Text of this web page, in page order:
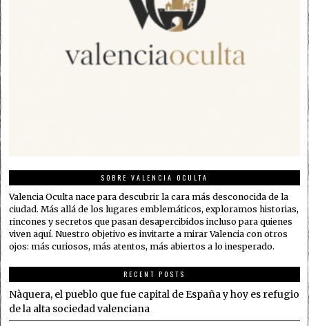
SOBRE VALENCIA OCULTA
Valencia Oculta nace para descubrir la cara más desconocida de la
ciudad. Más allá de los lugares emblemáticos, exploramos historias,
rincones y secretos que pasan desapercibidos incluso para quienes
viven aquí. Nuestro objetivo es invitarte a mirar Valencia con otros
ojos: más curiosos, más atentos, más abiertos a lo inesperado.
RECENT POSTS
Nàquera, el pueblo que fue capital de España y hoy es refugio
de la alta sociedad valenciana